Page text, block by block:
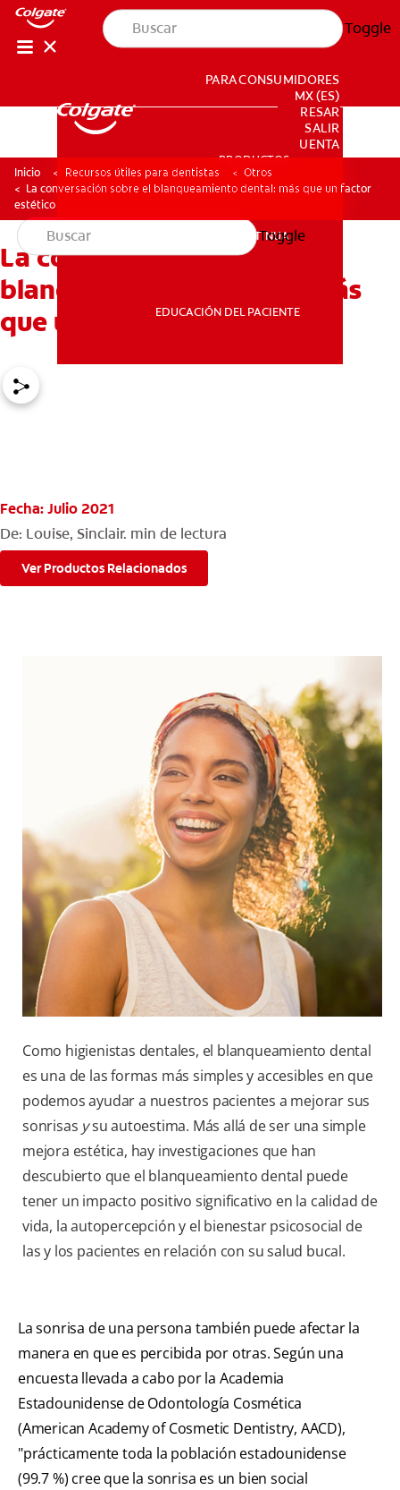
Toggle
PRODUCTOS
EDUCACIÓN CONTINUA
EDUCACIÓN DEL PACIENTE
PARA CONSUMIDORES
MX (ES)
INGRESAR
SALIR
CONFIGURACIÓN DE LA CUENTA
PRODUCTOS
EDUCACIÓN CONTINUA
EDUCACIÓN DEL PACIENTE
Toggle
Inicio Recursos útiles para dentistas
Otros
La conversación sobre el blanqueamiento dental: más que un factor
estético
La conversación sobre el
blanqueamiento dental: más
que un factor estético
Fecha: Julio 2021
De: Louise, Sinclair. min de lectura
Ver Productos Relacionados
Como higienistas dentales, el blanqueamiento dental
es una de las formas más simples y accesibles en que
podemos ayudar a nuestros pacientes a mejorar sus
sonrisas ysu autoestima. Más allá de ser una simple
mejora estética, hay investigaciones que han
descubierto que el blanqueamiento dental puede
tener un impacto positivo significativo en la calidad de
vida, la autopercepción y el bienestar psicosocial de
las y los pacientes en relación con su salud bucal.
La sonrisa de una persona también puede afectar la
manera en que es percibida por otras. Según una
encuesta llevada a cabo por la Academia
Estadounidense de Odontología Cosmética
(American Academy of Cosmetic Dentistry, AACD),
"prácticamente toda la población estadounidense
(99.7 %) cree que la sonrisa es un bien social